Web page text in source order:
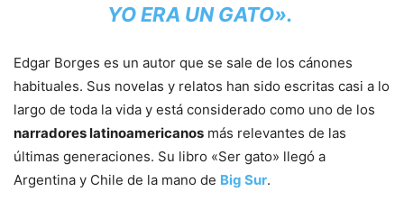
YO ERA UN GATO».
Edgar Borges es un autor que se sale de los cánones
habituales. Sus novelas y relatos han sido escritas casi a lo
largo de toda la vida y está considerado como uno de los
narradores latinoamericanos más relevantes de las
últimas generaciones. Su libro «Ser gato» llegó a
Argentina y Chile de la mano de Big Sur.